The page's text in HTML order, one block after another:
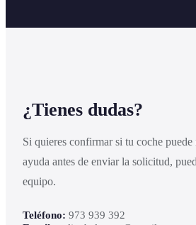
¿Tienes dudas?
Si quieres confirmar si tu coche puede
ayuda antes de enviar la solicitud,
equipo.
Teléfono: 973 939 392